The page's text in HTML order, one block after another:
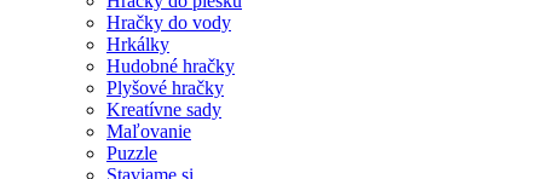
Hračky do vody
Hrkálky
Hudobné hračky
Plyšové hračky
Kreatívne sady
Maľovanie
Puzzle